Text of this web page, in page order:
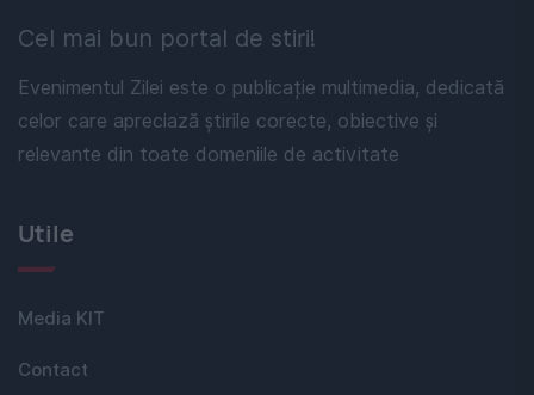
Cel mai bun portal de stiri!
Evenimentul Zilei este o publicație multimedia, dedicată
celor care apreciază știrile corecte, obiective și
relevante din toate domeniile de activitate
Utile
Media KIT
Contact